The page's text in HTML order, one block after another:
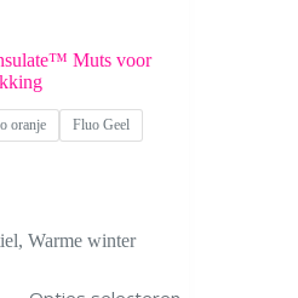
Muts voor
oranje
Fluo Geel
,Warme winter